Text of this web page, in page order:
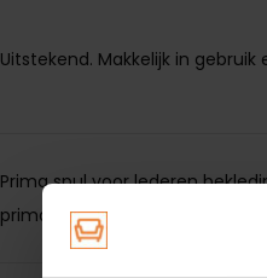
Uitstekend. Makkelijk in
Prima spul voor lederen
prima. Het leer knapt er echt